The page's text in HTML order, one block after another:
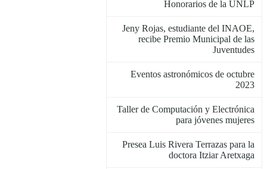
Honorarios de la UNLP
Jeny Rojas, estudiante del INAOE,
recibe Premio Municipal de las
Juventudes
Eventos astronómicos de octubre
2023
Taller de Computación y Electrónica
para jóvenes mujeres
Presea Luis Rivera Terrazas para la
doctora Itziar Aretxaga